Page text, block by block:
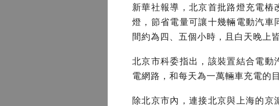
新華社報導，北京首批路燈充電樁
燈，節省電量可讓十幾輛電動汽車
間約為四、五個小時，且白天晚上
北京市科委指出，該裝置結合電動
電網路，和每天為一萬輛車充電的目
除北京市內，連接北京與上海的